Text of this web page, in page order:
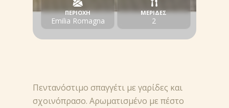
ΠΕΡΙΟΧΗ
Emilia Romagna
ΜΕΡΙΔΕΣ
2
Πεντανόστιμο σπαγγέτι με γαρίδες και
σχοινόπρασο. Αρωματισμένο με πέστο